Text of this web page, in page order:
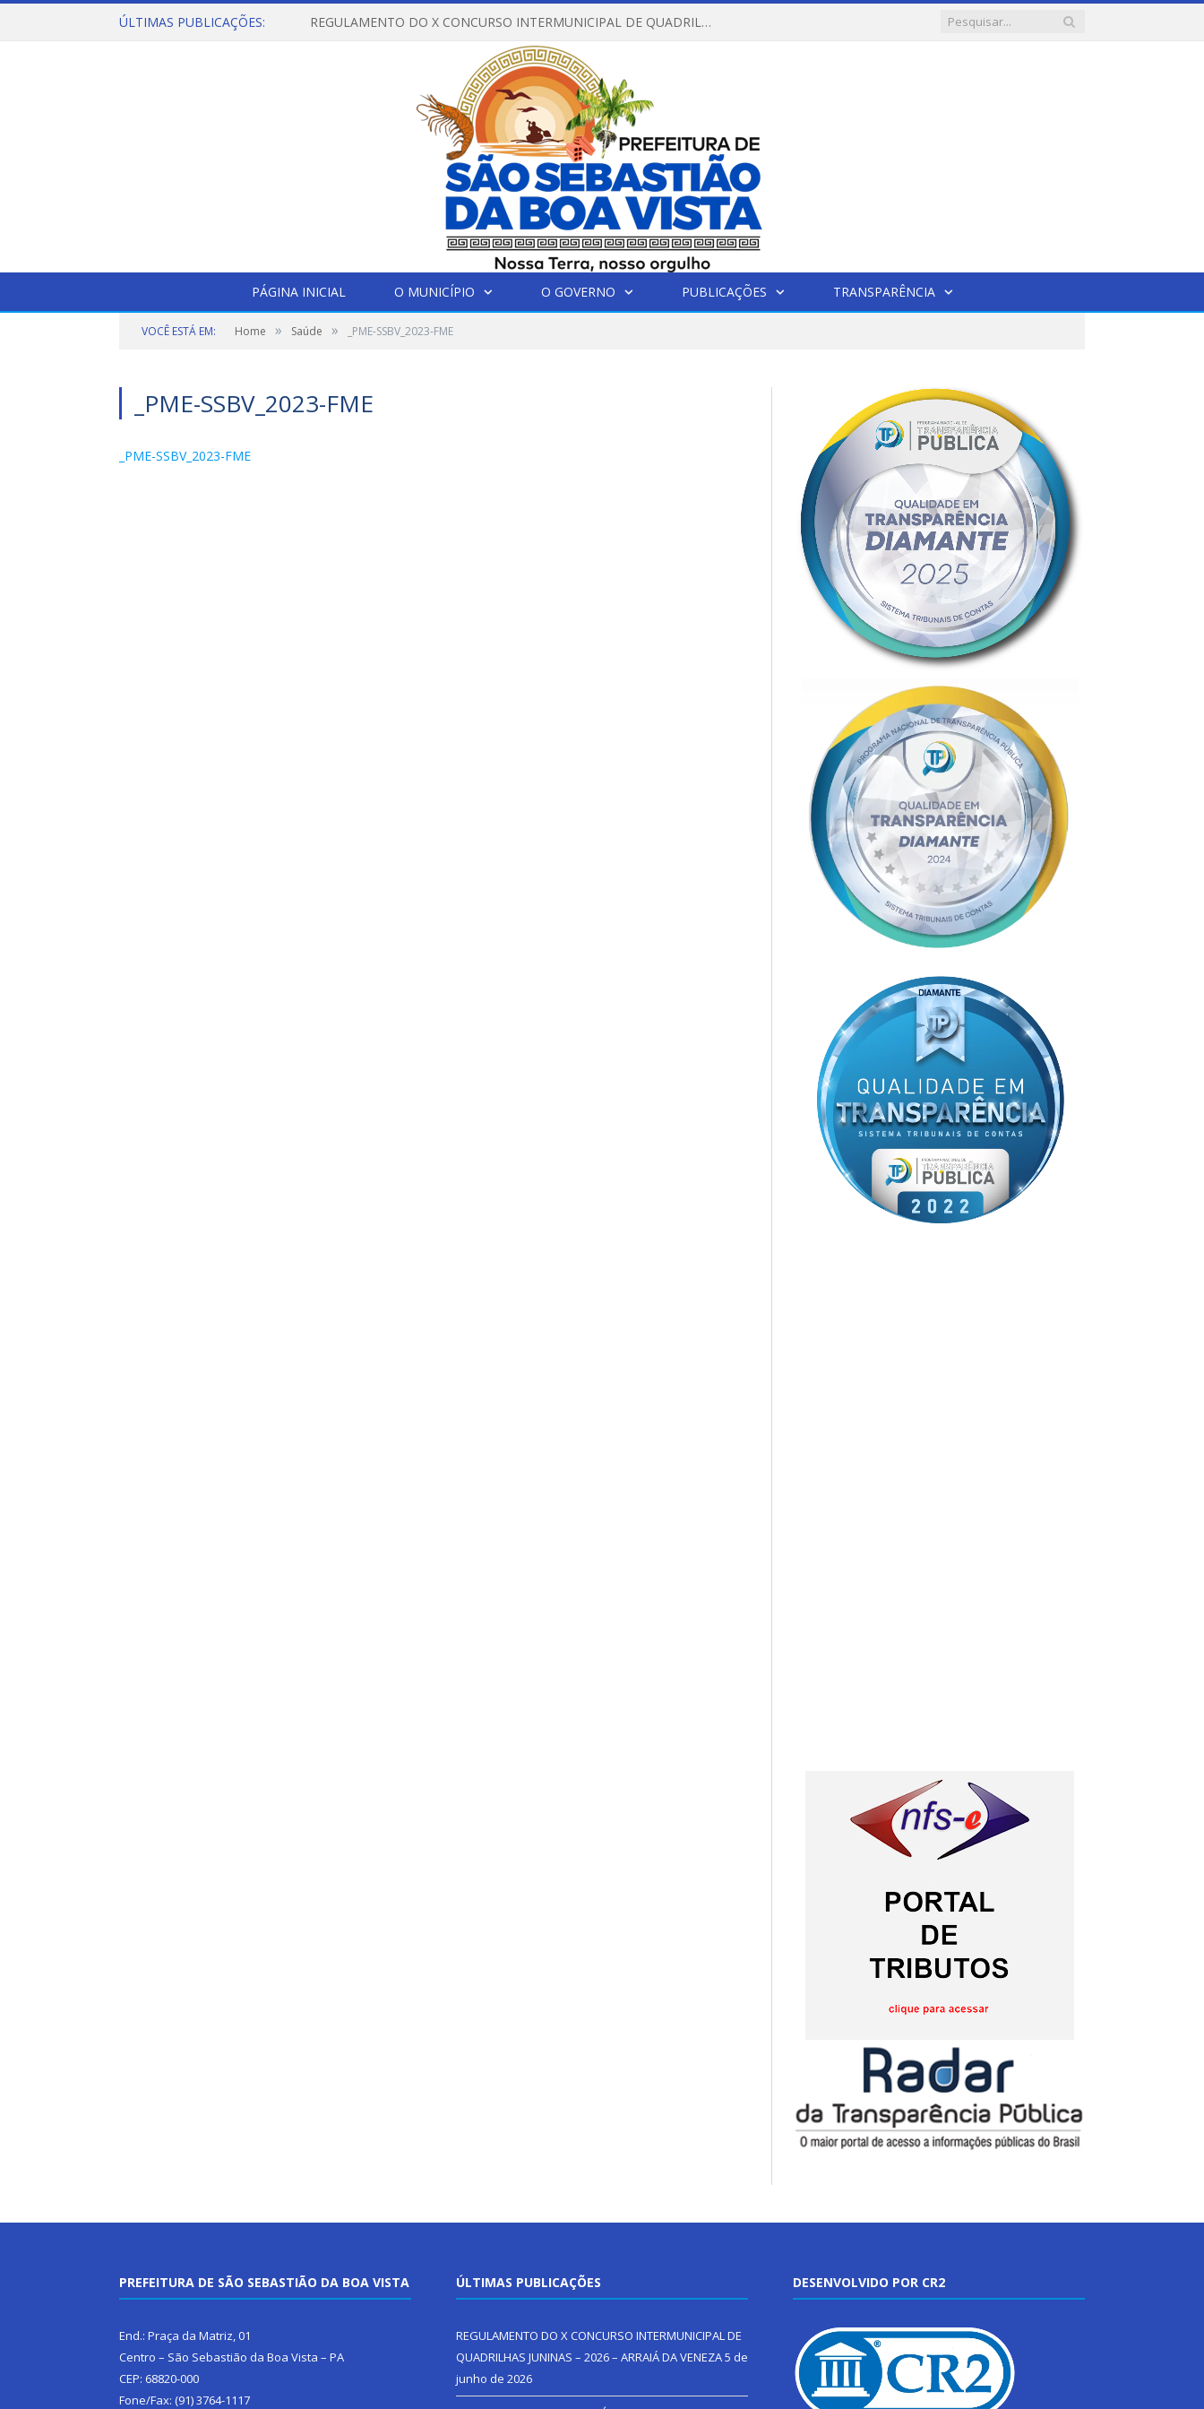
ÚLTIMAS PUBLICAÇÕES: REGULAMENTO DO X CONCURSO INTERMUNICIPAL DE QUADRILHAS JUNINAS – 2026 – ARRAIÁ DA VENEZA
PÁGINA INICIAL O MUNICÍPIO O GOVERNO PUBLICAÇÕES TRANSPARÊNCIA
VOCÊ ESTÁ EM: Home » Saúde » _PME-SSBV_2023-FME
_PME-SSBV_2023-FME
_PME-SSBV_2023-FME
PREFEITURA DE SÃO SEBASTIÃO DA BOA VISTA
End.: Praça da Matriz, 01
Centro – São Sebastião da Boa Vista – PA
CEP: 68820-000
Fone/Fax: (91) 3764-1117
ÚLTIMAS PUBLICAÇÕES
REGULAMENTO DO X CONCURSO INTERMUNICIPAL DE
QUADRILHAS JUNINAS – 2026 – ARRAIÁ DA VENEZA5 de
junho de 2026
DESENVOLVIDO POR CR2